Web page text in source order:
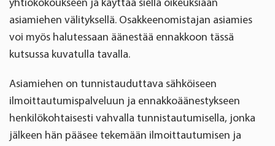
asiamiehen välityksellä. Osakkeenomistajan asiamies
voi myös halutessaan äänestää ennakkoon tässä
kutsussa kuvatulla tavalla.
Asiamiehen on tunnistauduttava sähköiseen
ilmoittautumispalveluun ja ennakkoäänestykseen
henkilökohtaisesti vahvalla tunnistautumisella, jonka
jälkeen hän pääsee tekemään ilmoittautumisen ja